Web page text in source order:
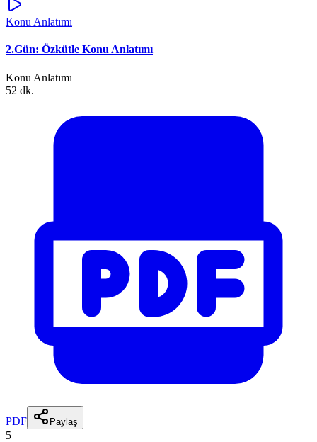
Konu Anlatımı
2.Gün: Özkütle Konu Anlatımı
Konu Anlatımı
52 dk.
PDF Paylaş
5